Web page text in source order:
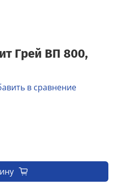
Грей ВП 800,
в сравнение